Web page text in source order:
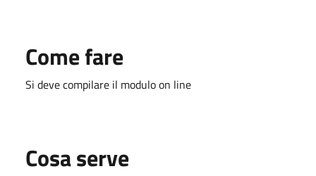
Come fare
Si deve compilare il modulo on line
Cosa serve